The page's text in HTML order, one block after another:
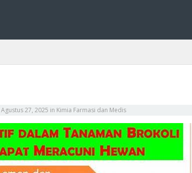
Agustus 27, 2025 in Kimia Farmasi dan Medis